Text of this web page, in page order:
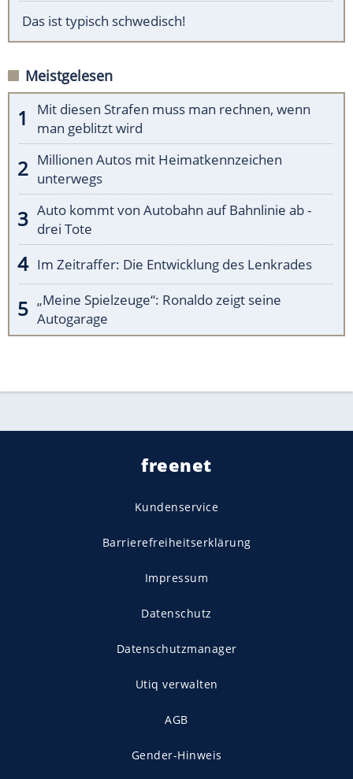
Das ist typisch schwedisch!
Meistgelesen
Mit diesen Strafen muss man rechnen, wenn
man geblitzt wird
Millionen Autos mit Heimatkennzeichen
unterwegs
Auto kommt von Autobahn auf Bahnlinie ab -
drei Tote
Im Zeitraffer: Die Entwicklung des Lenkrades
„Meine Spielzeuge“: Ronaldo zeigt seine
Autogarage
freenet
Kundenservice
Barrierefreiheitserklärung
Impressum
Datenschutz
Datenschutzmanager
Utiq verwalten
AGB
Gender-Hinweis